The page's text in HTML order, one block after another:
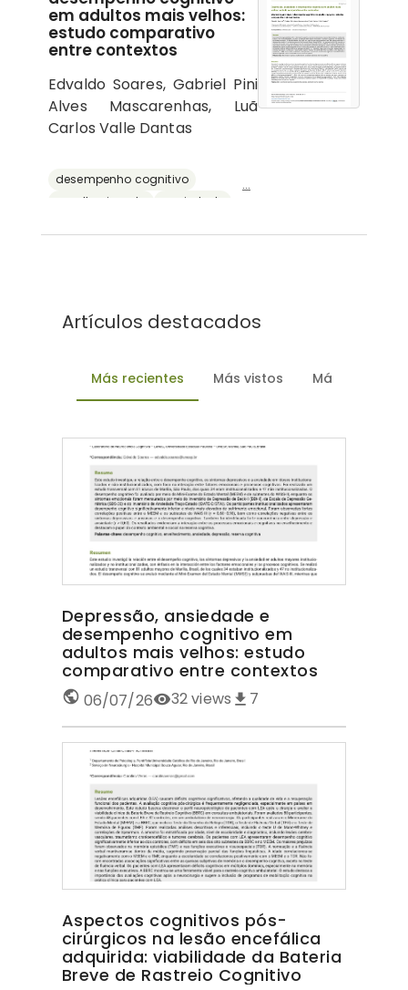
em adultos mais velhos:
estudo comparativo
entre contextos
Edvaldo Soares, Gabriel Pini
Alves Mascarenhas, Luã
Carlos Valle Dantas
desempenho cognitivo
envelhecimento
ansiedade
...
Artículos destacados
Más recientes Más vistos Más
Depressão, ansiedade e
desempenho cognitivo em
adultos mais velhos: estudo
comparativo entre contextos
06/07/26 32views 7
Aspectos cognitivos pós-
cirúrgicos na lesão encefálica
adquirida: viabilidade da Bateria
Breve de Rastreio Cognitivo